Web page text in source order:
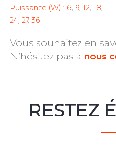
Puissance (W) : 6, 9, 12, 18,
24, 27, 36
Vous souhaitez en
N’hésitez pas à nous
RESTEZ